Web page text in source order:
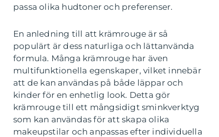
passa olika hudtoner och preferenser.
En anledning till att krämrouge är så
populärt är dess naturliga och lättanvända
formula. Många krämrouge har även
multifunktionella egenskaper, vilket innebär
att de kan användas på både läppar och
kinder för en enhetlig look. Detta gör
krämrouge till ett mångsidigt sminkverktyg
som kan användas för att skapa olika
makeupstilar och anpassas efter individuella